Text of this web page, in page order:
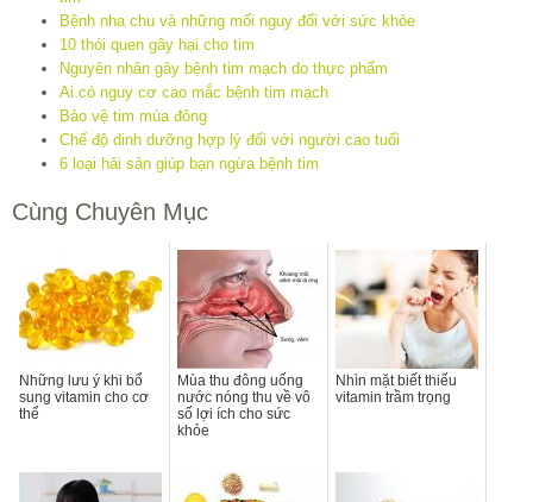
Bệnh nha chu và những mối nguy đối với sức khỏe
10 thói quen gây hại cho tim
Nguyên nhân gây bệnh tim mạch do thực phẩm
Ai có nguy cơ cao mắc bệnh tim mạch
Bảo vệ tim mùa đông
Chế độ dinh dưỡng hợp lý đối với người cao tuổi
6 loại hải sản giúp bạn ngừa bệnh tim
Cùng Chuyên Mục
Những lưu ý khi bổ
sung vitamin cho cơ
thể
Mùa thu đông uống
nước nóng thu về vô
số lợi ích cho sức
khỏe
Nhìn mặt biết thiếu
vitamin trầm trọng